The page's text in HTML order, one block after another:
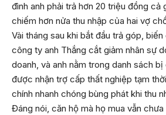
đình anh phải trả hơn 20 triệu đồng cả
chiếm hơn nửa thu nhập của hai vợ
Vài tháng sau khi bắt đầu trả góp,
công ty anh Thắng cắt giảm nhân sự
doanh, và anh nằm trong danh sách
được nhận trợ cấp thất nghiệp tạm
chính nhanh chóng bùng phát khi thu
Đáng nói, căn hộ mà họ mua vẫn